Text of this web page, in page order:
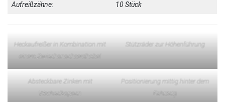
Aufreißzähne: 10 Stück
Heckaufreißer in Kombination mit
einem Zwischanachserdhobel
Stützräder zur Höhenführung
Absteckbare Zinken mit
Wechselkappen
Positionierung mittig hinter dem
Fahrzeig